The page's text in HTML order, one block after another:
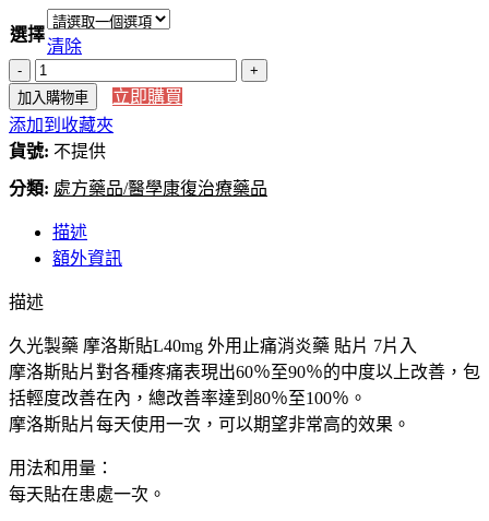
格
圍：
NT$155
到
選擇
清除
【日
本
直
送】
久
製
藥
ー
ラ
ス
テ
ー
L
40mg
消
加入購物車
立即購買
添加到收藏夾
貨號: 不提供
分類: 處方藥品/醫學康復治療藥品
描述
額外資訊
描述
久光製藥 摩洛斯貼L40mg 外用止痛消炎藥 貼片 7片入
摩洛斯貼片對各種疼痛表現出60％至90％的中度以上改善，包
括輕度改善在內，總改善率達到80％至100％。
摩洛斯貼片每天使用一次，可以期望非常高的效果。
用法和用量：
每天貼在患處一次。